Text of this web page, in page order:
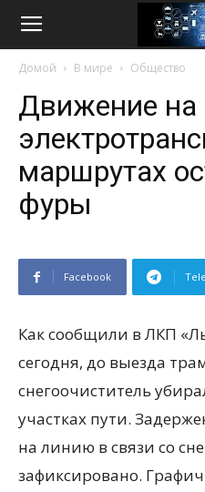
Life
Домой В мире Общество
Движение на
маршрутах
фуры
Facebook
Как сообщили в ЛКП
сегодня, до выезда
снегоочиститель
участках пути.
на линию в связи со
зафиксировано.